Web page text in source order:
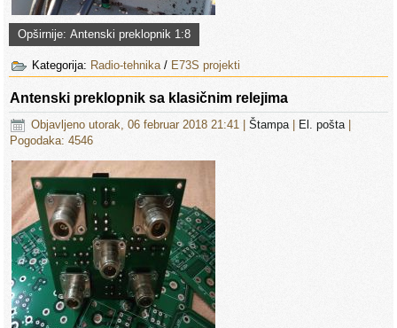
Opširnije: Antenski preklopnik 1:8
Kategorija: Radio-tehnika/ E73S projekti
Antenski preklopnik sa klasičnim relejima
Objavljeno utorak, 06 februar 2018 21:41 |Štampa El. pošta
Pogodaka: 4546